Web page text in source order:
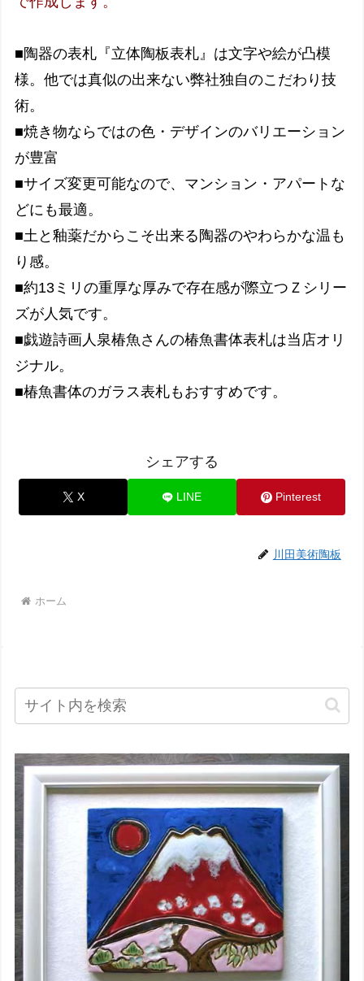
■陶器の表札『立体陶板表札』は文字や絵が凸模
様。他では真似の出来ない弊社独自のこだわり技
術。
■焼き物ならではの色・デザインのバリエーション
が豊富
■サイズ変更可能なので、マンション・アパートな
どにも最適。
■土と釉薬だからこそ出来る陶器のやわらかな温も
り感。
■約13ミリの重厚な厚みで存在感が際立つＺシリー
ズが人気です。
■戯遊詩画人泉椿魚さんの椿魚書体表札は当店オリ
ジナル。
■椿魚書体のガラス表札もおすすめです。
シェアする
X LINE Pinterest
川田美術陶板
ホーム